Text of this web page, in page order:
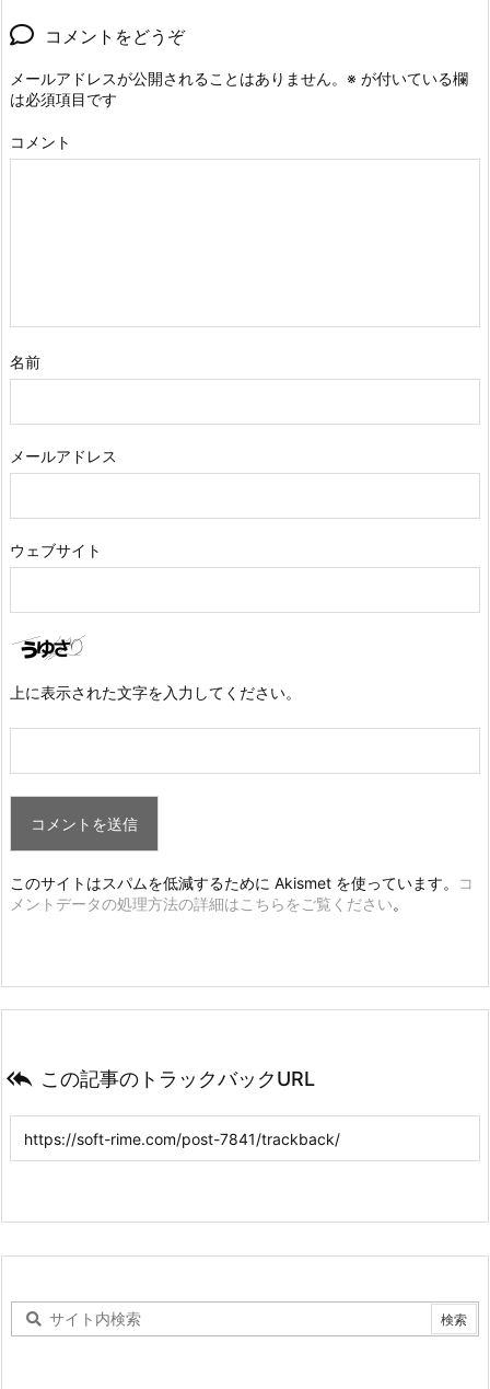
コメントをどうぞ
メールアドレスが公開されることはありません。 ※ が付いている欄
は必須項目です
コメント
名前
メールアドレス
ウェブサイト
上に表示された文字を入力してください。
このサイトはスパムを低減するために Akismet を使っています。
コ
メントデータの処理方法の詳細はこちらをご覧ください。
 この記事のトラックバックURL